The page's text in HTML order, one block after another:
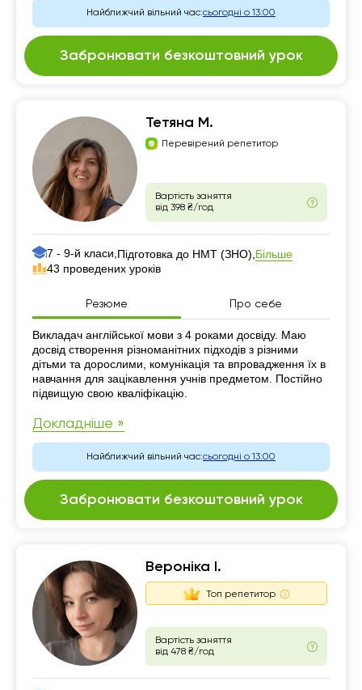
Найближчий вільний час:сьогодні о 13:00
Забронювати безкоштовний урок
Тетяна М.
Перевірений репетитор
Вартість заняття
від 398 ₴/год
7 - 9-й класи, Підготовка до НМТ (ЗНО), Більше
43 проведених уроків
Резюме Про себе
Резюме
Викладач англійської мови з 4 роками досвіду. Маю
досвід створення різноманітних підходів з різними
дітьми та дорослими, комунікація та впровадження їх в
навчання для зацікавлення учнів предметом. Постійно
підвищую свою кваліфікацію.
Докладніше »
Найближчий вільний час:сьогодні о 13:00
Забронювати безкоштовний урок
Вероніка І.
Топ репетитор
Вартість заняття
від 478 ₴/год